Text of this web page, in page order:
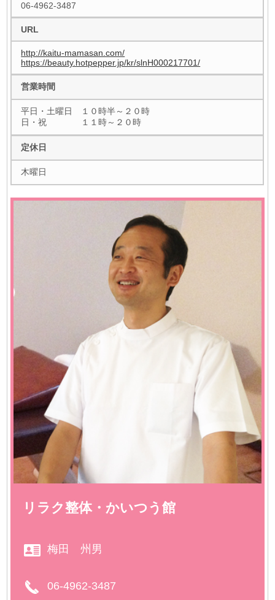
06-4962-3487
URL
http://kaitu-mamasan.com/
https://beauty.hotpepper.jp/kr/slnH000217701/
営業時間
平日・土曜日 １０時半～２０時
日・祝 １１時～２０時
定休日
木曜日
リラク整体・かいつう館
梅田 州男
06-4962-3487